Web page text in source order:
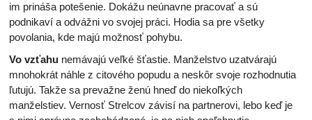
im prináša potešenie. Dokážu neúnavne pracovať a sú
podnikaví a odvážni vo svojej práci. Hodia sa pre všetky
povolania, kde majú možnosť pohybu.
Vo vzťahu nemávajú veľké šťastie. Manželstvo uzatvárajú
mnohokrát náhle z citového popudu a neskôr svoje rozhodnutia
ľutujú. Takže sa prevažne ženú hneď do niekoľkých
manželstiev. Vernosť Strelcov závisí na partnerovi, lebo keď je